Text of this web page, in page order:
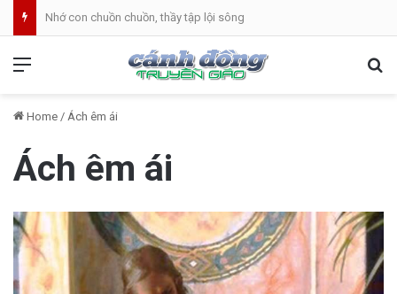
Nhớ con chuồn chuồn, thầy tập lội sông
Home / Ách êm ái
Ách êm ái